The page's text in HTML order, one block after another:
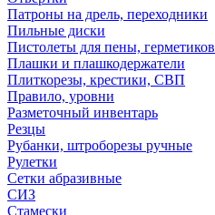
Патроны на дрель, переходники
Пильные диски
Пистолеты для пены, герметиков
Плашки и плашкодержатели
Плиткорезы, крестики, СВП
Правило, уровни
Разметочный инвентарь
Резцы
Рубанки, штроборезы ручные
Рулетки
Сетки абразивные
СИЗ
Стамески